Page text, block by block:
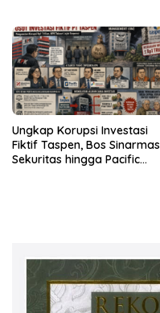
Ungkap Korupsi Investasi
Fiktif Taspen, Bos Sinarmas
Sekuritas hingga Pacific